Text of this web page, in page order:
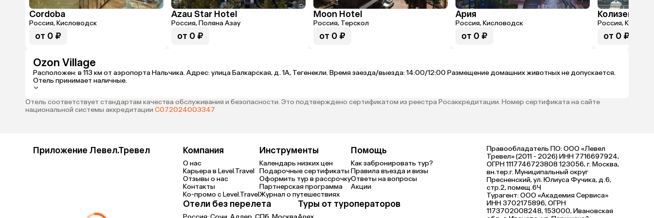
Cordoba
Россия, Кисловодск
от 0 ₽
Azau Star Hotel
Россия, Поляна Азау
от 0 ₽
Moon Hotel
Россия, Терскол
от 0 ₽
Ария
Россия, Кисловодск
от 0 ₽
Колизей
Россия,
от 0 ₽
Ozon Village
Расположен: в 113 км от аэропорта Нальчика. Адрес: улица Балкарская, д. 1А, Тегенекли. Время заезда/выезда: 14:00/12:00 Размещение домашних животных не допускается.
Отель принимает наличные.
Отель соответствует стандартам качества обслуживания и безопасности. Это подтверждено сертификатом из реестра Росаккредитации. Номер сертификата на сайте
национальной системы аккредитации С072024003347
Приложение Левел.Тревел Компания
О нас
Карьера в Level.Travel
Отзывы о нас
Контакты
Ко-промо с Level.Travel
Инструменты
Календарь низких цен
Подарочные сертификаты
Оформить тур в рассрочку
Партнерская программа
Журнал о путешествиях
Помощь
Как забронировать тур?
Правила въезда и визы
Ответы на вопросы
Акции
Отели без перелета Туры от туроператоров
Правообладатель ПО: ООО «Левел
Тревел» (2011 - 2026) ИНН 7716697924,
ОГРН 1117746723808 123056, г. Москва,
вн.тер.г. Муниципальный округ
Пресненский, ул. Юлиуса Фучика, д.6,
стр.2, помещ.6Ч
Турагент: ООО «Академия Сервиса»
ИНН 3702175896, ОГРН
1173702008248, 153000, Ивановская